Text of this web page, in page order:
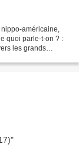
américaine,
quoi parle-t-on ? :
les grands